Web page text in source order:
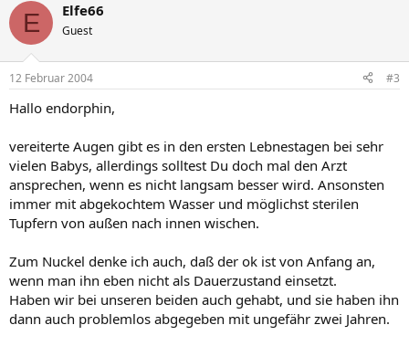
E Elfe66
Guest
12 Februar 2004 #3
Hallo endorphin,
vereiterte Augen gibt es in den ersten Lebnestagen bei sehr
vielen Babys, allerdings solltest Du doch mal den Arzt
ansprechen, wenn es nicht langsam besser wird. Ansonsten
immer mit abgekochtem Wasser und möglichst sterilen
Tupfern von außen nach innen wischen.
Zum Nuckel denke ich auch, daß der ok ist von Anfang an,
wenn man ihn eben nicht als Dauerzustand einsetzt.
Haben wir bei unseren beiden auch gehabt, und sie haben ihn
dann auch problemlos abgegeben mit ungefähr zwei Jahren.